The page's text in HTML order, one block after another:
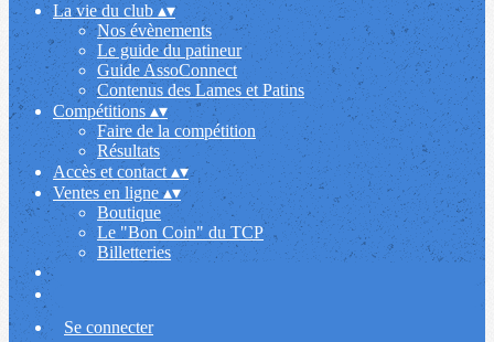
La vie du club▴▾
Nos évènements
Le guide du patineur
Guide AssoConnect
Contenus des Lames et Patins
Compétitions▴▾
Faire de la compétition
Résultats
Accès et contact ▴▾
Ventes en ligne▴▾
Boutique
Le "Bon Coin" du TCP
Billetteries
Se connecter